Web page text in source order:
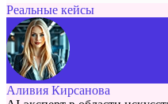
Реальные кейсы
Аливия Кирсанова